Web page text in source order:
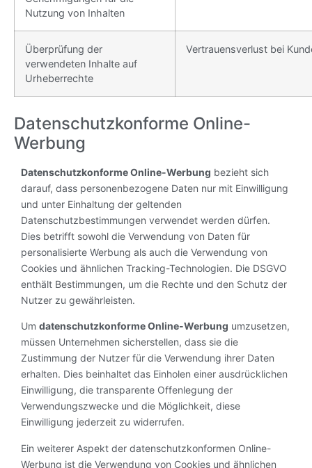
Nutzung von Inhalten
Überprüfung der
verwendeten Inhalte auf
Urheberrechte
Vertrauensverlust bei
Datenschutzkonforme Online-
Werbung
Datenschutzkonforme Online-Werbung bezieht sich
darauf, dass personenbezogene Daten nur mit Einwilligung
und unter Einhaltung der geltenden
Datenschutzbestimmungen verwendet werden dürfen.
Dies betrifft sowohl die Verwendung von Daten für
personalisierte Werbung als auch die Verwendung von
Cookies und ähnlichen Tracking-Technologien. Die DSGVO
enthält Bestimmungen, um die Rechte und den Schutz der
Nutzer zu gewährleisten.
Um datenschutzkonforme Online-Werbung umzusetzen,
müssen Unternehmen sicherstellen, dass sie die
Zustimmung der Nutzer für die Verwendung ihrer Daten
erhalten. Dies beinhaltet das Einholen einer ausdrücklichen
Einwilligung, die transparente Offenlegung der
Verwendungszwecke und die Möglichkeit, diese
Einwilligung jederzeit zu widerrufen.
Ein weiterer Aspekt der datenschutzkonformen Online-
Werbung ist die Verwendung von Cookies und ähnlichen